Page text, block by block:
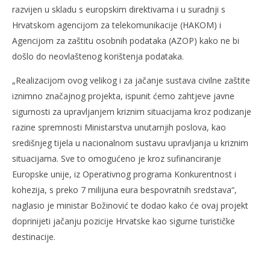
razvijen u skladu s europskim direktivama i u suradnji s
Hrvatskom agencijom za telekomunikacije (HAKOM) i
Agencijom za zaštitu osobnih podataka (AZOP) kako ne bi
došlo do neovlaštenog korištenja podataka.
„Realizacijom ovog velikog i za jačanje sustava civilne zaštite
iznimno značajnog projekta, ispunit ćemo zahtjeve javne
sigurnosti za upravljanjem kriznim situacijama kroz podizanje
razine spremnosti Ministarstva unutarnjih poslova, kao
središnjeg tijela u nacionalnom sustavu upravljanja u kriznim
situacijama. Sve to omogućeno je kroz sufinanciranje
Europske unije, iz Operativnog programa Konkurentnost i
kohezija, s preko 7 milijuna eura bespovratnih sredstava“,
naglasio je ministar Božinović te dodao kako će ovaj projekt
doprinijeti jačanju pozicije Hrvatske kao sigurne turističke
destinacije.